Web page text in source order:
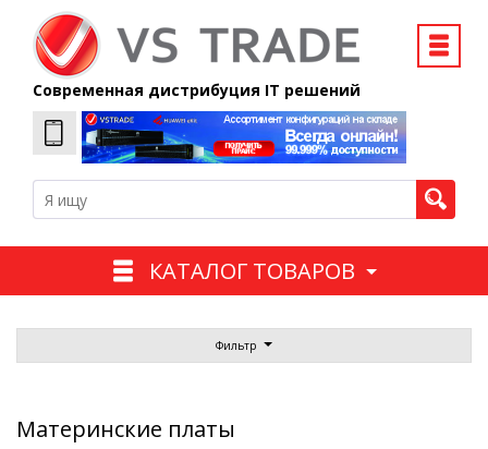
Современная дистрибуция IT решений
КАТАЛОГ ТОВАРОВ
Фильтр
Материнские платы